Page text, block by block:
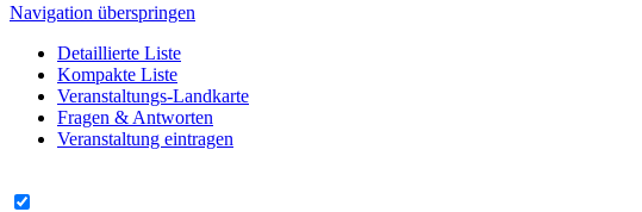
Navigation überspringen
Detaillierte Liste
Kompakte Liste
Veranstaltungs-Landkarte
Fragen & Antworten
Veranstaltung eintragen